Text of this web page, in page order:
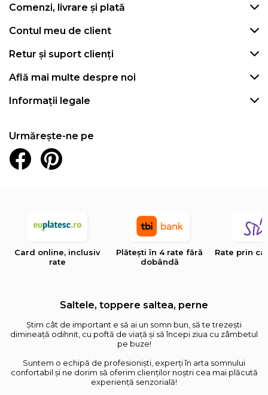
Comenzi, livrare și plată
Contul meu de client
Retur și suport clienți
Află mai multe despre noi
Informații legale
Urmărește-ne pe
Card online, inclusiv
rate
Plătești în 4 rate fără
dobândă
Rate prin
Saltele, toppere saltea, perne
Știm cât de important e să ai un somn bun, să te trezești
dimineață odihnit, cu poftă de viață și să începi ziua cu zâmbetul
pe buze!
Suntem o echipă de profesioniști, experți în arta somnului
confortabil și ne dorim să oferim clienților noștri cea mai plăcută
experiență senzorială!